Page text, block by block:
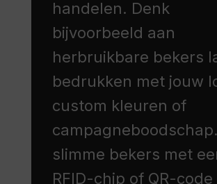
handelen. Denk
bijvoorbeeld aan
herbruikbare bekers
bedrukken met jouw
custom kleuren of
slimme bekers met
RFID-chip of QR-code